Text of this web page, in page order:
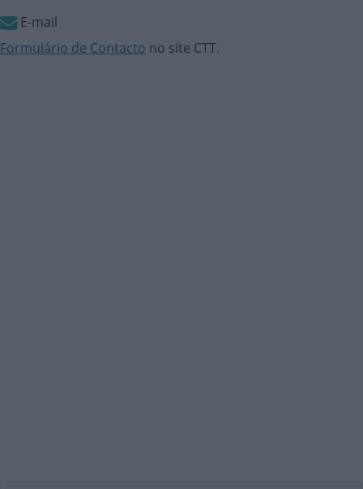
E-mail
Formulário de Contacto no site CTT.